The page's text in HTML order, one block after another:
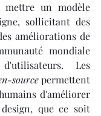
mettre un modèle
sollicitant des
améliorations de
mondiale
Les
source permettent
d'améliorer
que ce soit